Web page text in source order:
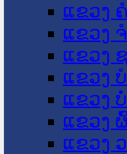
ແຂວງ
ແຂວງ
ແຂວງ
ແຂວງ
ແຂວງ
ແຂວງ
ແຂວງ